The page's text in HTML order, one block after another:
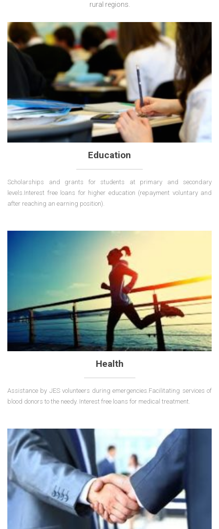
rural regions.
Education
Scholarships and grants for students at primary and secondary
levels.Interest free loans for higher education (repayment voluntary and
after reaching an earning position).
Health
Assistance by JES volunteers during emergencies.Facilitating services of
blood donors to the needy. Interest free loans for medical treatment.